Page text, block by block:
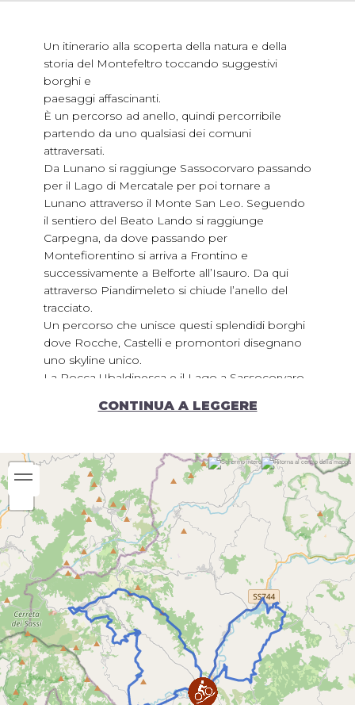
Un itinerario alla scoperta della natura e della
storia del Montefeltro toccando suggestivi
borghi e
paesaggi affascinanti.
È un percorso ad anello, quindi percorribile
partendo da uno qualsiasi dei comuni
attraversati.
Da Lunano si raggiunge Sassocorvaro passando
per il Lago di Mercatale per poi tornare a
Lunano attraverso il Monte San Leo. Seguendo
il sentiero del Beato Lando si raggiunge
Carpegna, da dove passando per
Montefiorentino si arriva a Frontino e
successivamente a Belforte all’Isauro. Da qui
attraverso Piandimeleto si chiude l’anello del
tracciato.
Un percorso che unisce questi splendidi borghi
dove Rocche, Castelli e promontori disegnano
uno skyline unico.
La Rocca Ubaldinesca e il Lago a Sassocorvaro,
Illuminato a Lunano, il Palazzo dei Principi e il
Frontino, il Castello di Belforte all’Isauro e quello
dei Conti Oliva a Piandimeleto.
Tempo di percorrenza:
4h 20m
Periodo consigliato:
Gennaio
Febbraio Marzo Aprile Maggio
Giugno
Luglio Agosto Settembre Ottobre Novembre
Dicembre
CONTINUA A LEGGERE